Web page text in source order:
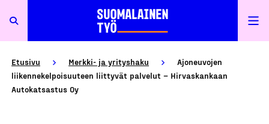
Etusivu Merkki- ja yrityshaku
Ajoneuvojen
liikennekelpoisuuteen liittyvät palvelut – Hirvaskankaan
Autokatsastus Oy